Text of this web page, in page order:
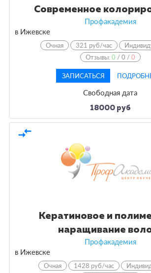
Современное
Профакадемия
в Ижевске
Очная 321 руб/час
Отзывы:0 /0 /0
ЗАПИСАТЬСЯ
Свободная дата
18000 руб
compare_arrows
Кератиновое и
наращивание
Профакадемия
в Ижевске
Очная 1428 руб/час